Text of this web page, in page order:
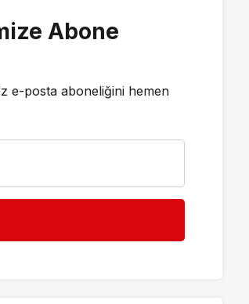
Abone
e-posta aboneliğini hemen